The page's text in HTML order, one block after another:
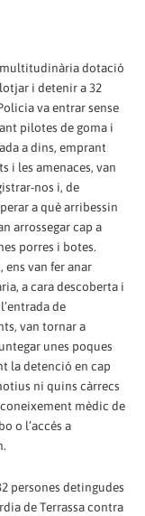
multitudinària dotació
i detenir a 32
va entrar sense
pilotes de goma i
a dins, emprant
i les amenaces, van
nos i, de
a què arribessin
arrossegar cap a
porres i botes.
van fer anar
a cara descoberta i
de
van tornar a
unes poques
la detenció en cap
ni quins càrrecs
mèdic de
o l’accés a
persones detingudes
de Terrassa contra